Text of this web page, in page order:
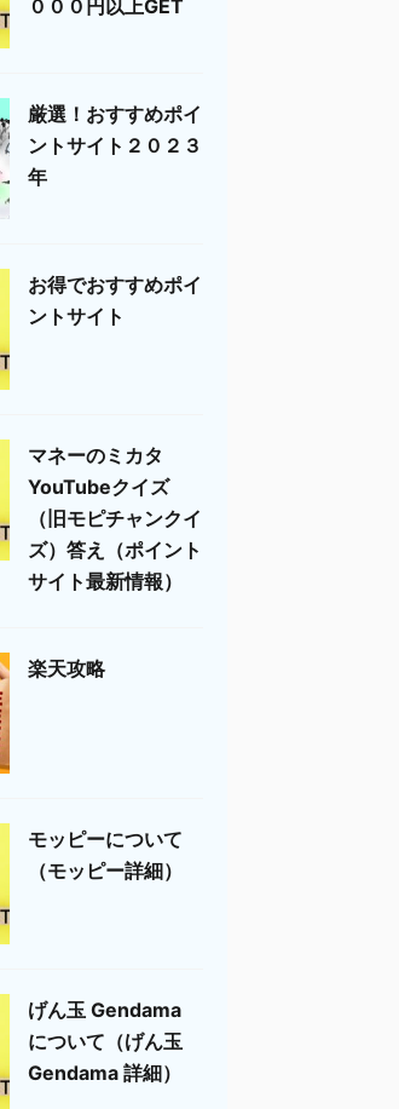
０００円以上GET
厳選！おすすめポイ
ントサイト２０２３
年
お得でおすすめポイ
ントサイト
マネーのミカタ
YouTubeクイズ
（旧モピチャンクイ
ズ）答え（ポイント
サイト最新情報）
楽天攻略
モッピーについて
（モッピー詳細）
げん玉 Gendama
について（げん玉
Gendama 詳細）